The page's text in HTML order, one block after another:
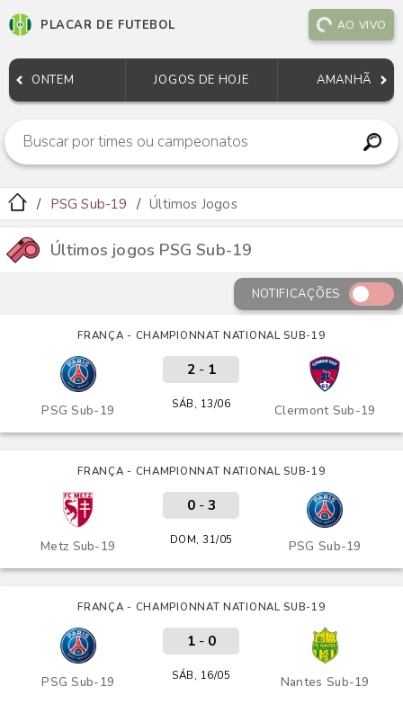
PLACAR DE FUTEBOL AO VIVO
ONTEM JOGOS DE HOJE AMANHÃ
PSG Sub-19 Últimos Jogos
Últimos jogos PSG Sub-19
NOTIFICAÇÕES
FRANÇA - CHAMPIONNAT NATIONAL SUB-19
PSG Sub-19 Clermont Sub-19
2- 1
SÁB, 13/06
FRANÇA - CHAMPIONNAT NATIONAL SUB-19
Metz Sub-19 PSG Sub-19
0- 3
DOM, 31/05
FRANÇA - CHAMPIONNAT NATIONAL SUB-19
PSG Sub-19 Nantes Sub-19
1- 0
SÁB, 16/05